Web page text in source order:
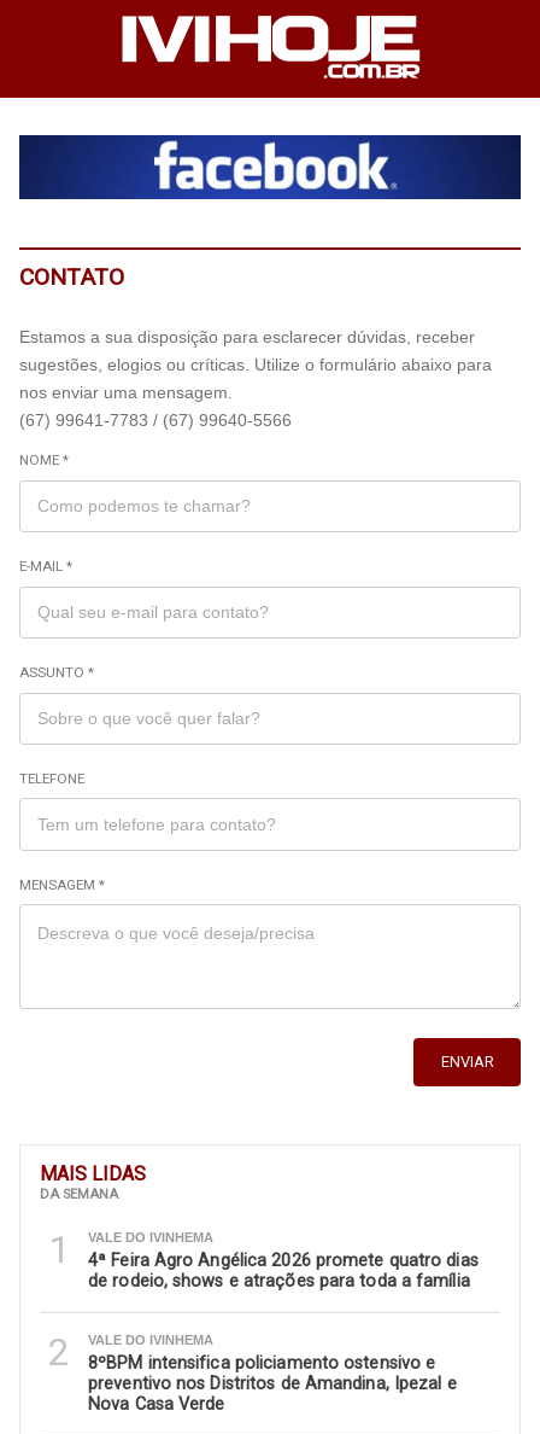
CONTATO
Estamos a sua disposição para esclarecer dúvidas, receber
sugestões, elogios ou críticas. Utilize o formulário abaixo para
nos enviar uma mensagem.
(67) 99641-7783 / (67) 99640-5566
NOME *
E-MAIL *
ASSUNTO *
TELEFONE
MENSAGEM *
MAIS LIDAS
DA SEMANA
1 VALE DO IVINHEMA
4ª Feira Agro Angélica 2026 promete quatro dias
de rodeio, shows e atrações para toda a família
2 VALE DO IVINHEMA
8ºBPM intensifica policiamento ostensivo e
preventivo nos Distritos de Amandina, Ipezal e
Nova Casa Verde